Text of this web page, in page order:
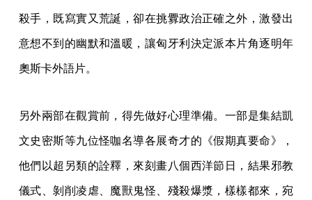
殺手，既寫實又荒誕，卻在挑釁政治正確之外，激發出
意想不到的幽默和溫暖，讓匈牙利決定派本片角逐明年
奧斯卡外語片。
另外兩部在觀賞前，得先做好心理準備。一部是集結凱
文史密斯等九位怪咖名導各展奇才的《假期真要命》，
他們以超另類的詮釋，來刻畫八個西洋節日，結果邪教
儀式、剝削凌虐、魔獸鬼怪、殘殺爆漿，樣樣都來，宛